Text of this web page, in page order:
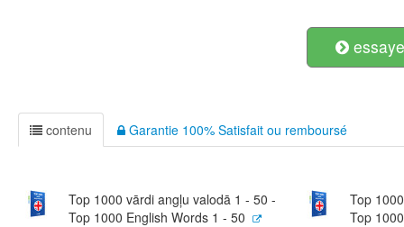
contenu Garantie 100% Satisfait ou remboursé
Top 1000 vārdi angļu valodā 1 - 50 -
Top 1000 English Words 1 - 50
Top
Top